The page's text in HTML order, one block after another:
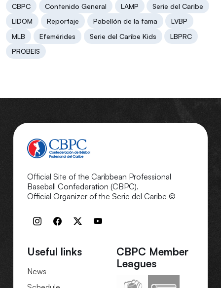
CBPC Contenido General LAMP
Serie del Caribe
LIDOM
Reportaje Pabellón de la fama
LVBP
MLB
Efemérides Serie del Caribe Kids
LBPRC
PROBEIS
Official Site of the Caribbean Professional
Baseball Confederation (CBPC).
Official Organizer of the Serie del Caribe ©
Useful links
News
CBPC Member
Leagues